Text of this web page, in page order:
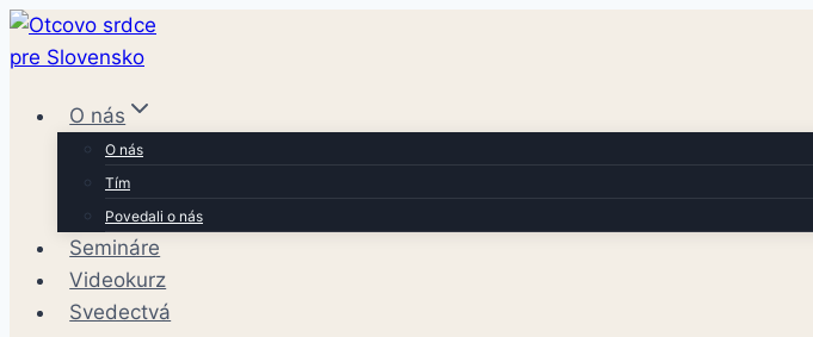
Skip
to
O nás
O nás
Tím
Povedali o nás
Semináre
Videokurz
Svedectvá